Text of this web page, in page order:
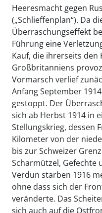
Heeresmacht gegen
(„Schlieffenplan“). Da
Überraschungseffekt
Führung eine
Kauf, die ihrerseits
Großbritanniens
Vormarsch verlief
Anfang September
gestoppt. Der
sich ab Herbst 1914 in
Stellungskrieg, dessen
Kilometer von der
bis zur Schweizer
Scharmützel, Gefechte
Verdun starben 1916
ohne dass sich der
veränderte. Das
sich auch auf die